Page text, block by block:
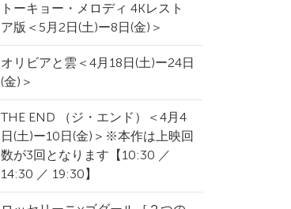
トーキョー・メロディ 4Kレスト
ア版＜5月2日(土)ー8日(金)＞
オリビアと雲＜4月18日(土)ー24日
(金)＞
THE END （ジ・エンド）＜4月4
日(土)ー10日(金)＞※本作は上映回
数が3回となります【10:30 ／
14:30 ／ 19:30】